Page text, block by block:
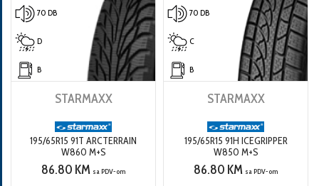
70 DB
D
B
STARMAXX
195/65R15 91T ARCTERRAIN
W860 M+S
86.80 KM sa PDV-om
70 DB
C
B
STARMAXX
195/65R15 91H ICEGRIPPER
W850 M+S
86.80 KM sa PDV-om